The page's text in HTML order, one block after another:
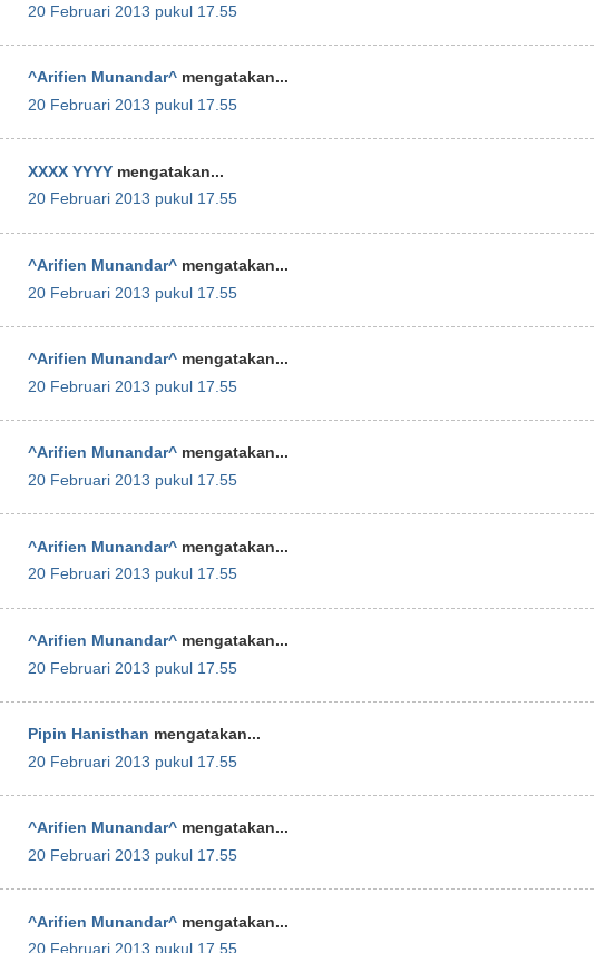
20 Februari 2013 pukul 17.55
^Arifien Munandar^ mengatakan...
20 Februari 2013 pukul 17.55
XXXX YYYY mengatakan...
20 Februari 2013 pukul 17.55
^Arifien Munandar^ mengatakan...
20 Februari 2013 pukul 17.55
^Arifien Munandar^ mengatakan...
20 Februari 2013 pukul 17.55
^Arifien Munandar^ mengatakan...
20 Februari 2013 pukul 17.55
^Arifien Munandar^ mengatakan...
20 Februari 2013 pukul 17.55
^Arifien Munandar^ mengatakan...
20 Februari 2013 pukul 17.55
Pipin Hanisthan mengatakan...
20 Februari 2013 pukul 17.55
^Arifien Munandar^ mengatakan...
20 Februari 2013 pukul 17.55
^Arifien Munandar^ mengatakan...
20 Februari 2013 pukul 17.55